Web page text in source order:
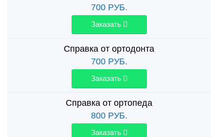
700РУБ.
Заказать
Справка от ортодонта
700РУБ.
Заказать
Справка от ортопеда
800РУБ.
Заказать